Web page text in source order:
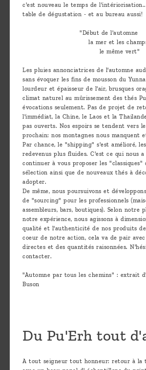
c'est nouveau le temps de
table de dégustation - et au bureau aussi!
"Début de l'automne
la mer et les
le même vert"
Les pluies annonciatrices de l'automne
sans évoquer les fins de mousson du
lourdeur et épaisseur de l'air, brusques
climat naturel au mûrissement des thés
évocations seulement. Pas de projet de
l'immédiat, la Chine, le Laos et la
pas ouverts. Nos espoirs se tendent vers
prochain: nos montagnes nous manquent
Par chance, le "shipping" s'est amélioré,
redevenus plus fluides. C'est ce qui nous a
continuer à vous proposer les "classiques"
sélection ainsi que de nouveaux thés à
adopter.
De même, nous poursuivons et
de "sourcing" pour les professionnels
assembleurs, bars, boutiques). Selon notre
notre expérience, nous agissons à
qualité et l'authenticité de nos produits
coeur de notre action, cela va de pair
directes et des quantités raisonnées.
contacter.
"Automne par tous les chemins" : extrait
Buson
Du Pu'Erh tout
A tout seigneur tout honneur: retour à la